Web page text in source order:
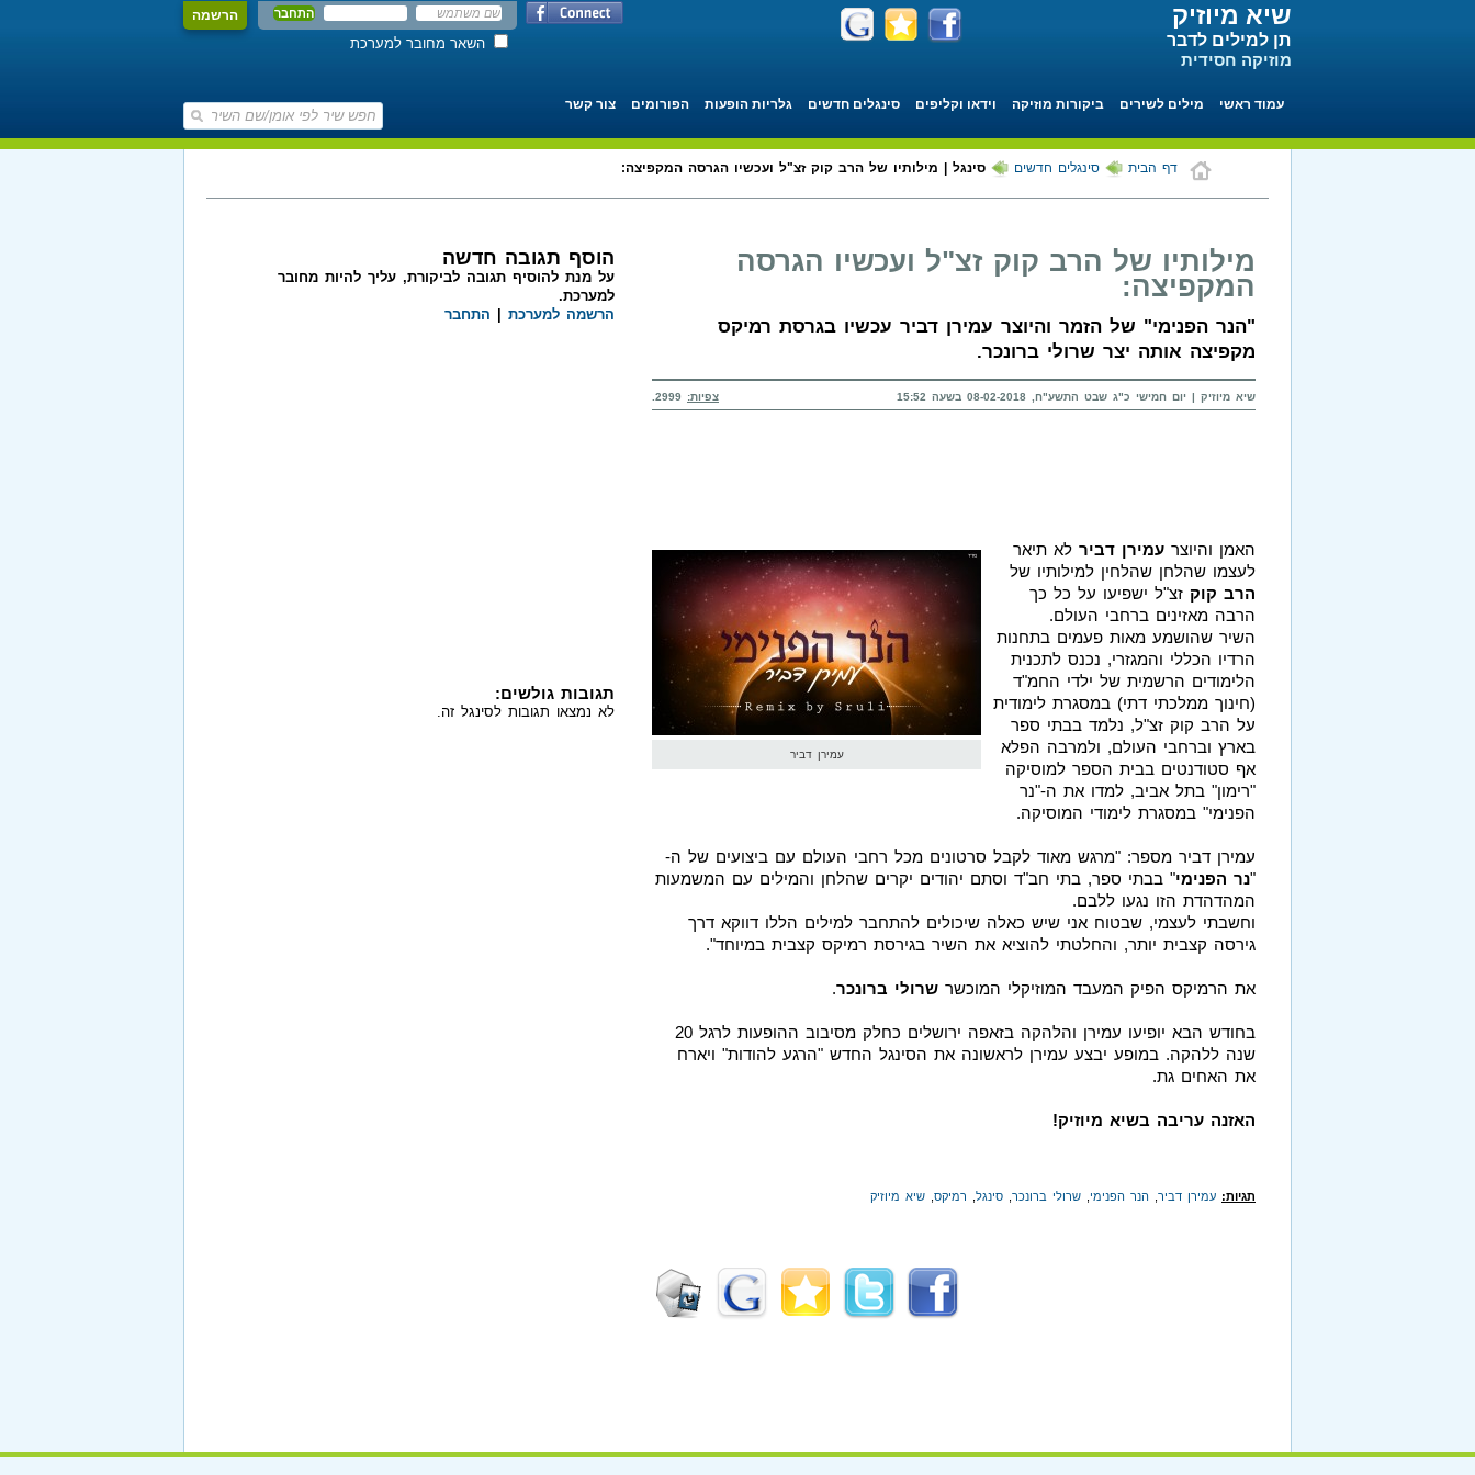
הרשמה
השאר מחובר למערכת
שיא מיוזיק
תן למילים לדבר
מוזיקה חסידית
עמוד ראשי מילים לשירים ביקורות מוזיקה וידאו וקליפים סינגלים חדשים גלריות הופעות הפורומים צור קשר
דף הבית סינגלים חדשים סינגל | מילותיו של הרב קוק זצ"ל ועכשיו הגרסה המקפיצה:
מילותיו של הרב קוק זצ"ל ועכשיו הגרסה
המקפיצה:
"הנר הפנימי" של הזמר והיוצר עמירן דביר עכשיו בגרסת רמיקס
מקפיצה אותה יצר שרולי ברונכר.
שיא מיוזיק | יום חמישי כ"ג שבט התשע"ח, 08-02-2018 בשעה 15:52 צפיות:
עמירן דביר
האמן והיוצר עמירן דביר לא תיאר
לעצמו שהלחן שהלחין למילותיו של
הרב קוק זצ"ל ישפיעו על כל כך
הרבה מאזינים ברחבי העולם.
השיר שהושמע מאות פעמים בתחנות
הרדיו הכללי והמגזרי, נכנס לתכנית
הלימודים הרשמית של ילדי החמ"ד
(חינוך ממלכתי דתי) במסגרת לימודית
על הרב קוק זצ"ל, נלמד בבתי ספר
בארץ וברחבי העולם, ולמרבה הפלא
אף סטודנטים בבית הספר למוסיקה
"רימון" בתל אביב, למדו את ה-"נר
הפנימי" במסגרת לימודי המוסיקה.
עמירן דביר מספר: "מרגש מאוד לקבל סרטונים מכל רחבי העולם עם ביצועים של ה-
"נר הפנימי" בבתי ספר, בתי חב"ד וסתם יהודים יקרים שהלחן והמילים עם המשמעות
המהדהדת הזו נגעו ללבם.
וחשבתי לעצמי, שבטוח אני שיש כאלה שיכולים להתחבר למילים הללו דווקא דרך
גירסה קצבית יותר, והחלטתי להוציא את השיר בגירסת רמיקס קצבית במיוחד".
את הרמיקס הפיק המעבד המוזיקלי המוכשר שרולי ברונכר.
בחודש הבא יופיעו עמירן והלהקה בזאפה ירושלים כחלק מסיבוב ההופעות לרגל 20
שנה ללהקה. במופע יבצע עמירן לראשונה את הסינגל החדש "הרגע להודות" ויארח
את האחים גת.
האזנה עריבה בשיא מיוזיק!
תגיות: עמירן דביר הנר הפנימי שרולי ברונכר סינגל רמיקס שיא מיוזיק
הוסף תגובה חדשה
על מנת להוסיף תגובה לביקורת, עליך להיות מחובר
למערכת.
הרשמה למערכת
התחבר
תגובות גולשים:
לא נמצאו תגובות לסינגל זה.